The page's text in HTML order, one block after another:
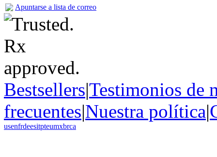
Apuntarse a lista de correo
Bestsellers|Testimonios de
frecuentes|Nuestra política|
usenfrdeesitpteumxbrca